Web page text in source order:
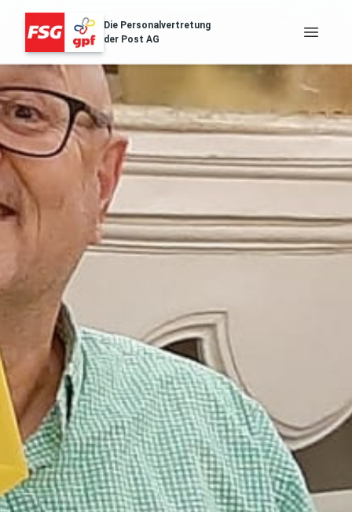
Die Personalvertretung
der Post AG
FSG Erfolge
Über Uns
Distribution & Logistik
Regionales
Gesundheit
Services
Gehaltstabellen
Die aktuellen Gehaltstabellen
Zentralausschuss Aktuell
Archiv des Magazins des ZA
Ermäßigungen
Ermäßigte Angebote unserer Partner
Anträge & Formulare
Verzeichnis zum Download
Pensionisten
POST.SOZIAL